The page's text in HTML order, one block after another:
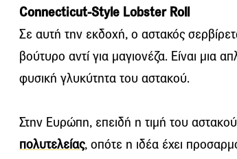
Connecticut-Style Lobster Roll
Σε αυτή την εκδοχή, ο αστακός
βούτυρο αντί για μαγιονέζα. Είναι μια
φυσική γλυκύτητα του αστακού.
Στην Ευρώπη, επειδή η τιμή του
πολυτελείας, οπότε η ιδέα έχει